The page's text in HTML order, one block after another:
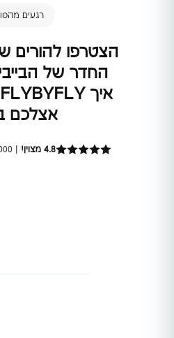
רגעים
הצטרפו להורים
החדר של
אצלכם
4.8 מצוין!